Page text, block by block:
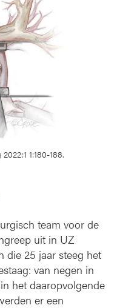
1:180-188.
team voor de
uit in UZ
die 25 jaar steeg het
van negen in
het daaropvolgende
er een